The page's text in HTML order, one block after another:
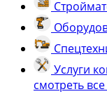
Услуги
смотреть